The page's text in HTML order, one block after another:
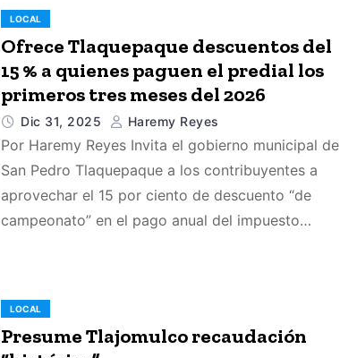
LOCAL
Ofrece Tlaquepaque descuentos del
15 % a quienes paguen el predial los
primeros tres meses del 2026
Dic 31, 2025 Haremy Reyes
Por Haremy Reyes Invita el gobierno municipal de
San Pedro Tlaquepaque a los contribuyentes a
aprovechar el 15 por ciento de descuento “de
campeonato” en el pago anual del impuesto…
LOCAL
Presume Tlajomulco recaudación